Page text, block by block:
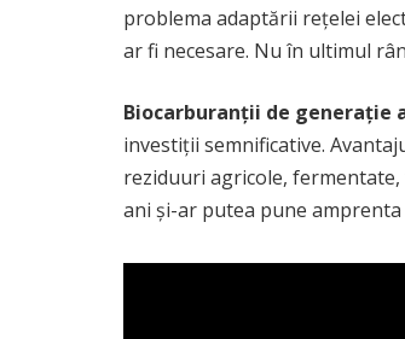
problema adaptării rețelei
ar fi necesare. Nu în ultimul
Biocarburanții de generație
investiții semnificative.
reziduuri agricole,
ani și-ar putea pune